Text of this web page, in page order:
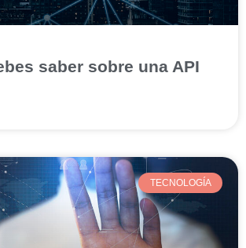
saber sobre una API
TECNOLOGÍA